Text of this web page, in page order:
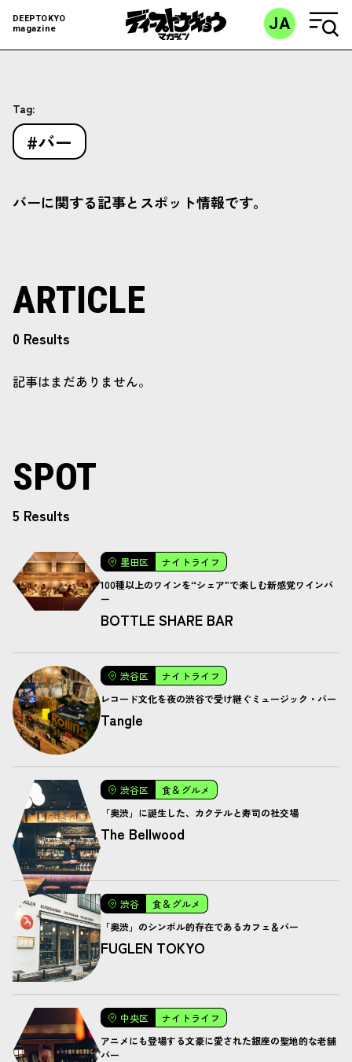
DEEPTOKYO
magazine
JA
Tag:
#バー
バーに関する記事とスポット情報です。
ARTICLE
0 Results
記事はまだありません。
SPOT
5 Results
墨田区
ナイトライフ
100種以上のワインを“シェア”で楽しむ新感覚ワインバ
ー
BOTTLE SHARE BAR
渋谷区
ナイトライフ
レコード文化を夜の渋谷で受け継ぐミュージック・バー
Tangle
渋谷区
食＆グルメ
「奥渋」に誕生した、カクテルと寿司の社交場
The Bellwood
渋谷
食＆グルメ
「奥渋」のシンボル的存在であるカフェ＆バー
FUGLEN TOKYO
中央区
ナイトライフ
アニメにも登場する文豪に愛された銀座の聖地的な老舗
バー